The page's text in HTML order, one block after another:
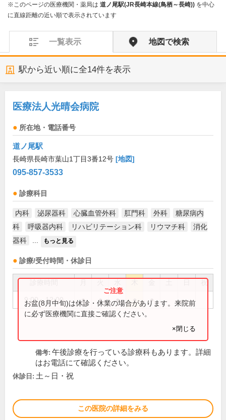
※このページの医療機関・薬局は 道ノ尾駅(JR長崎本線(鳥栖～長崎)) を中心
に直線距離の近い順で表示されています
一覧表示 地図で検索
駅から近い順に全14件を表示
医療法人光晴会病院
所在地・電話番号
道ノ尾駅
長崎県長崎市葉山1丁目3番12号 [地図]
095-857-3533
診療科目
内科 泌尿器科 心臓血管外科 肛門科 外科
糖尿病内
科
呼吸器内科 リハビリテーション科 リウマチ科
消化
器科
もっと見る
診療/受付時間・休診日
祝
9:00～12:00 ● ● ● ● ●
お盆(8月中旬)は休診・休業の場合があります。来院前
に必ず医療機関に直接ご確認ください。
×閉じる
備考: 午後診療を行っている診療科もあります。詳細
はお電話にて確認ください。
休診日: 土～日・祝
この医院の詳細をみる